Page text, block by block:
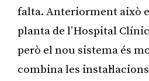
falta. Anteriorment això
planta de l’Hospital
però el nou sistema és
combina les